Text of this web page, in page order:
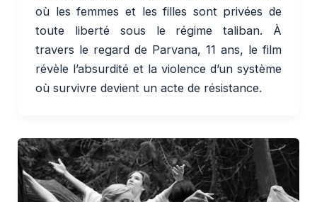
où les femmes et les filles sont privées de
toute liberté sous le régime taliban. À
travers le regard de Parvana, 11 ans, le film
révèle l’absurdité et la violence d’un système
où survivre devient un acte de résistance.